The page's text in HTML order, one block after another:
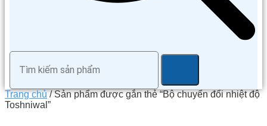
Trang chủ/ Sản phẩm được gắn thẻ “Bộ chuyển đổi nhiệt độ
Toshniwal”